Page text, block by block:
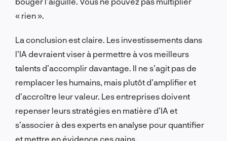
« rien ».
La conclusion est claire. Les investissements dans
l’IA devraient viser à permettre à vos meilleurs
talents d’accomplir davantage. Il ne s’agit pas de
remplacer les humains, mais plutôt d’amplifier et
d’accroître leur valeur. Les entreprises doivent
repenser leurs stratégies en matière d’IA et
s’associer à des experts en analyse pour quantifier
et mettre en évidence ces gains.